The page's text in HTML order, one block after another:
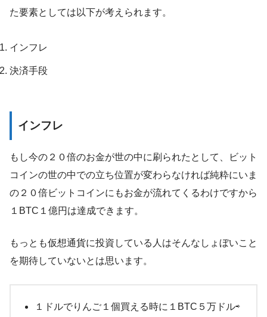
た要素としては以下が考えられます。
インフレ
決済手段
インフレ
もし今の２０倍のお金が世の中に刷られたとして、ビット
コインの世の中での立ち位置が変わらなければ純粋にいま
の２０倍ビットコインにもお金が流れてくるわけですから
１BTC１億円は達成できます。
もっとも仮想通貨に投資している人はそんなしょぼいこと
を期待していないとは思います。
１ドルでりんご１個買える時に１BTC５万ドル⇨